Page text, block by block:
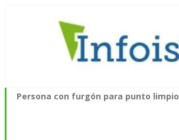
Persona con furgón para punto limpio